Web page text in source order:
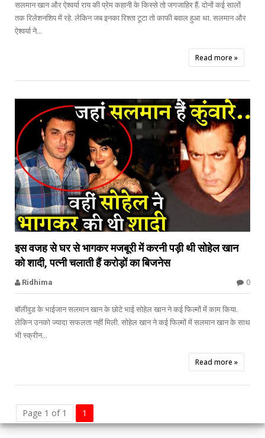
सलमान खान और ऐश्वर्या राय की प्रेम कहानी के किस्से तो जगजाहिर हैं. दोनों कई सालों
तक रिलेशनशिप में रहे. लेकिन जब इनका रिश्ता टूटा तो काफी बवाल हुआ था. सलमान और
ऐश्वर्या ने...
Read more »
इस वजह से घर से भागकर मजबूरी में करनी पड़ी थी सोहेल खान
को शादी, पत्नी चलाती हैं करोड़ों का बिजनेस
Ridhima 0
बॉलीवुड के भाईजान सलमान खान के छोटे भाई सोहेल खान ने कई फिल्मों में काम किया.
लेकिन उनको ज्यादा सफलता नहीं मिली. सोहेल खान ने कई फिल्मों में सलमान खान के साथ
भी स्क्रीन...
Read more »
Page 1 of 1 1